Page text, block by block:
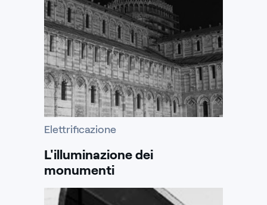
Elettrificazione
L'illuminazione dei
monumenti